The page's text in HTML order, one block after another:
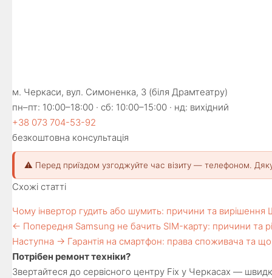
м. Черкаси, вул. Симоненка, 3 (біля Драмтеатру)
пн–пт: 10:00–18:00 · сб: 10:00–15:00 · нд: вихідний
+38 073 704-53-92
безкоштовна консультація
⚠️ Перед приїздом узгоджуйте час візиту — телефоном.
Схожі статті
Чому інвертор гудить або шумить: причини та вирішення
← Попередня Samsung не бачить SIM-карту: причини та
Наступна → Гарантiя на смартфон: права споживача та
Потрібен ремонт техніки?
Звертайтеся до сервісного центру Fix у Черкасах —